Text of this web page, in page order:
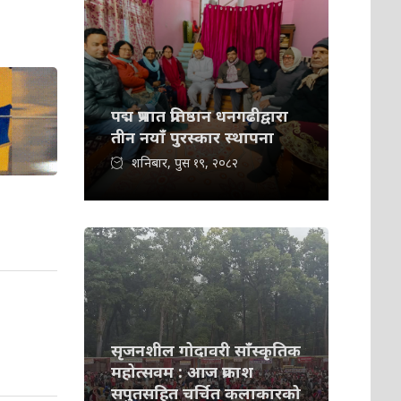
पद्म प्रभात प्रतिष्ठान धनगढीद्वारा
तीन नयाँ पुरस्कार स्थापना
शनिबार, पुस १९, २०८२
सृजनशील गोदावरी साँस्कृतिक
महोत्सवम : आज प्रकाश
सपुतसहित चर्चित कलाकारको